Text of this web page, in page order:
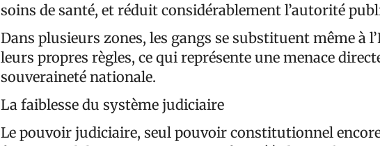
soins de santé, et réduit considérablement l’autorité
Dans plusieurs zones, les gangs se substituent même à
leurs propres règles, ce qui représente une menace
souveraineté nationale.
La faiblesse du système judiciaire
Le pouvoir judiciaire, seul pouvoir constitutionnel